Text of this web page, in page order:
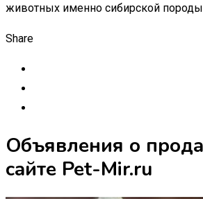
животных именно сибирской
Share
Объявления о
сайте Pet-Mir.ru